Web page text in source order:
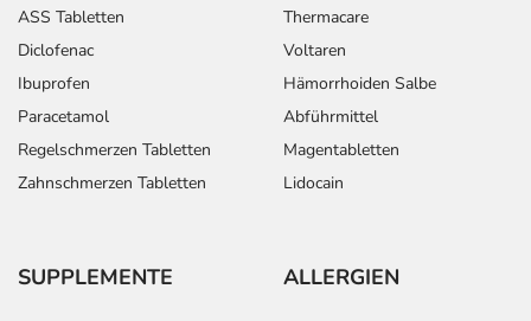
ASS Tabletten
Diclofenac
Ibuprofen
Paracetamol
Regelschmerzen Tabletten
Zahnschmerzen Tabletten
Thermacare
Voltaren
Hämorrhoiden Salbe
Abführmittel
Magentabletten
Lidocain
SUPPLEMENTE ALLERGIEN